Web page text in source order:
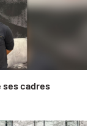
ses cadres